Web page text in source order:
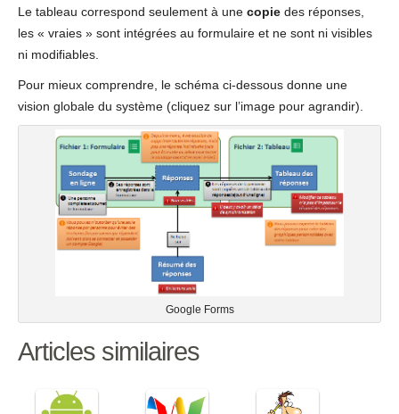
Le tableau correspond seulement à une copie des réponses,
les « vraies » sont intégrées au formulaire et ne sont ni visibles
ni modifiables.
Pour mieux comprendre, le schéma ci-dessous donne une
vision globale du système (cliquez sur l’image pour agrandir).
Google Forms
Articles similaires